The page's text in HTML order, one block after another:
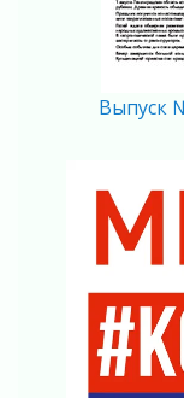
В
мобильного
04 августа 2026
Полумрак
04 августа 2026
Память,
04 августа 2026
Регион
04 августа 2026
Никакого
согласие
04 августа 2026
Выпуск